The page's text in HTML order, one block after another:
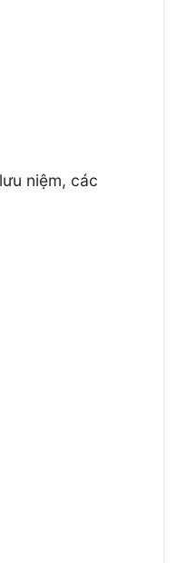
niệm, các